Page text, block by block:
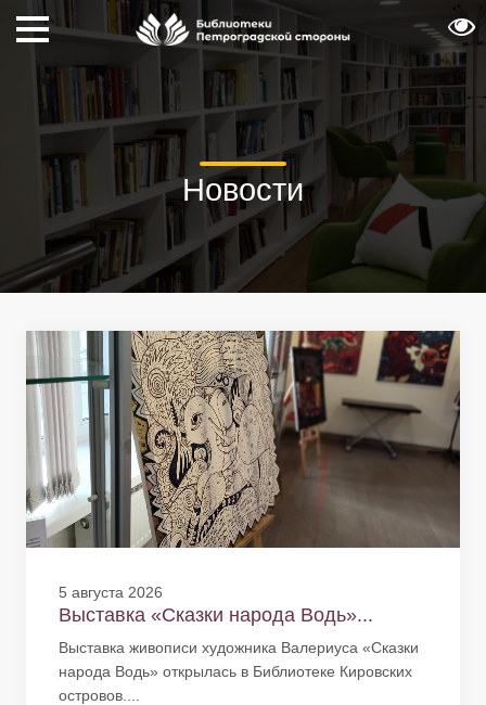
Новости
5 августа 2026
Выставка «Сказки народа Водь»...
Выставка живописи художника Валериуса «Сказки
народа Водь» открылась в Библиотеке Кировских
островов....